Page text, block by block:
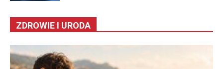
ZDROWIE I URODA